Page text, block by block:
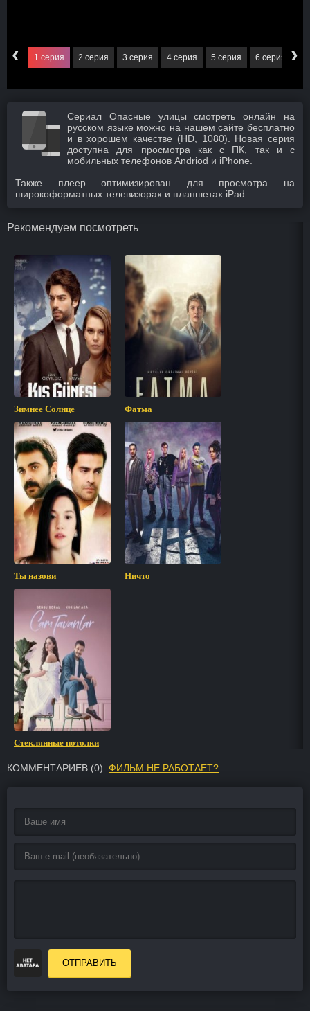
‹ 1 серия 2 серия 3 серия 4 серия 5 серия 6 серия ›
Сериал Опасные улицы смотреть онлайн на
русском языке можно на нашем сайте бесплатно
и в хорошем качестве (HD, 1080). Новая серия
доступна для просмотра как с ПК, так и с
мобильных телефонов Andriod и iPhone.
Также плеер оптимизирован для просмотра на
широкоформатных телевизорах и планшетах iPad.
Рекомендуем посмотреть
Зимнее Солнце Фатма
Ты назови Ничто
Стеклянные потолки
КОММЕНТАРИЕВ (0) ФИЛЬМ НЕ РАБОТАЕТ?
ОТПРАВИТЬ